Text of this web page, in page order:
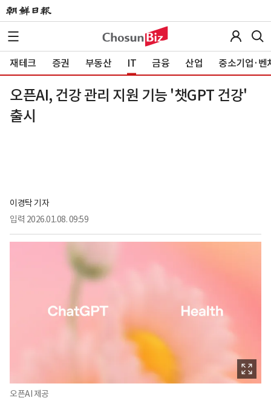
재테크 증권 부동산 IT 금융 산업 중소기업·벤
오픈AI, 건강 관리 지원 기능 '챗GPT 건강'
출시
이경탁 기자
입력 2026.01.08. 09:59
오픈AI 제공